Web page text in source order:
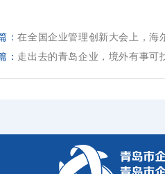
：在全国企业管理创新大会上，海
： 走出去的青岛企业，境外有事可